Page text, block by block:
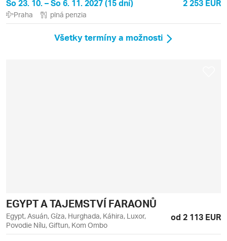
So 23. 10. – So 6. 11. 2027 (15 dní) 2 253 EUR
Praha plná penzia
Všetky termíny a možnosti
EGYPT A TAJEMSTVÍ FARAONŮ
Egypt, Asuán, Gíza, Hurghada, Káhira, Luxor,
Povodie Nílu, Giftun, Kom Ombo
od 2 113 EUR